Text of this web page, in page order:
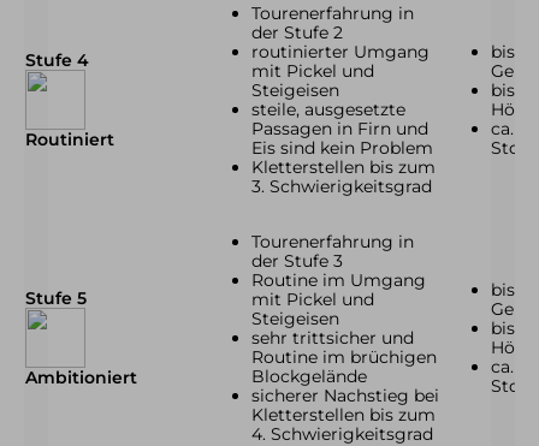
Stufe 4
Routiniert
Tourenerfahrung in
der Stufe 2
routinierter Umgang
mit Pickel und
Steigeisen
steile, ausgesetzte
Passagen in Firn und
Eis sind kein Problem
Kletterstellen bis zum
3. Schwierigkeitsgrad
bis
bis
ca.
Std.
Stufe 5
Ambitioniert
Tourenerfahrung in
der Stufe 3
Routine im Umgang
mit Pickel und
Steigeisen
sehr trittsicher und
Routine im brüchigen
Blockgelände
sicherer Nachstieg bei
Kletterstellen bis zum
4. Schwierigkeitsgrad
bis
bis
ca.
Std.